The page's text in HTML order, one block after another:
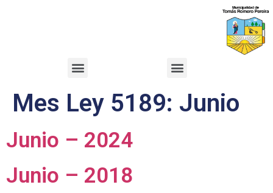
Mes Ley 5189: Junio
Junio – 2024
Junio – 2018